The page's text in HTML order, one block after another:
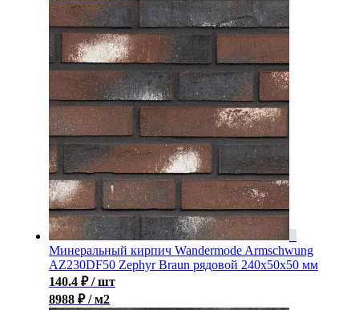
Минеральный кирпич Wandermode Armschwung
AZ230DF50 Zephyr Braun рядовой 240x50x50 мм
140.4 ₽ / шт
8988 ₽ / м2